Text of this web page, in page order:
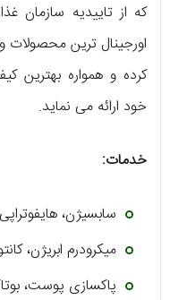
که از تاییدیه سازمان
اورجینال ترین محصولات
کرده و همواره بهترین
خود ارائه می‌ نماید.
خدمات:
سابسیژن،
میکرودرم ابریژن،
پاکسازی پوست،